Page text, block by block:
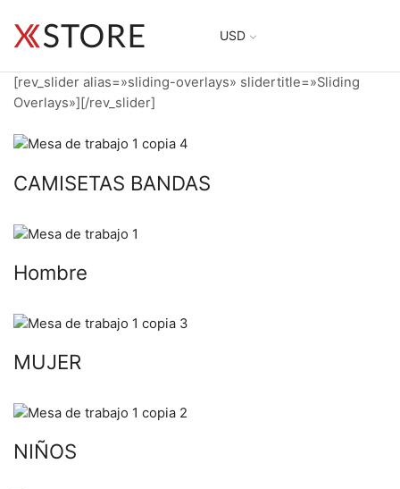
USD
[rev_slider alias=»sliding-overlays» slidertitle=»Sliding
Overlays»][/rev_slider]
CAMISETAS BANDAS
Hombre
MUJER
NIÑOS